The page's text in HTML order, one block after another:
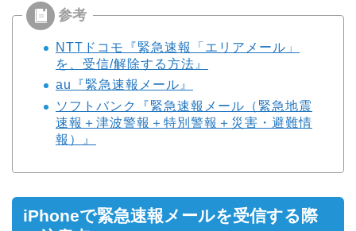
NTTドコモ『緊急速報「エリアメール」
を、受信/解除する方法』
au『緊急速報メール』
ソフトバンク『緊急速報メール（緊急地震
速報＋津波警報＋特別警報＋災害・避難情
報）』
iPhoneで緊急速報メールを受信する際